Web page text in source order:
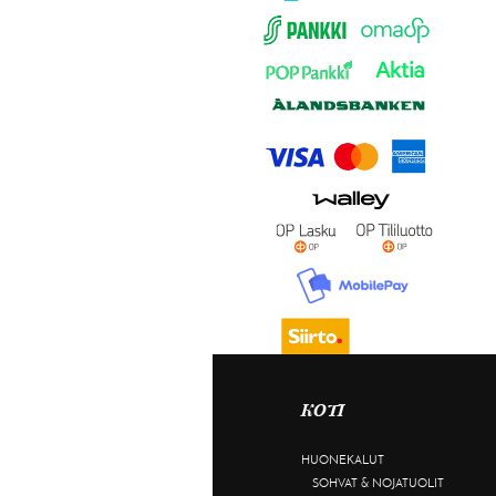
KOTI
HUONEKALUT
SOHVAT & NOJATUOLIT